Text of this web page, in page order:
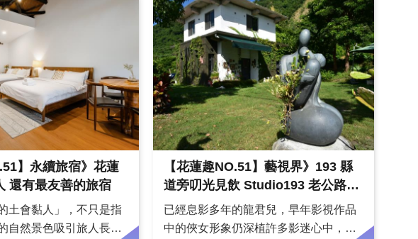
生活的永續輕食｜食山
人「魚老闆」與他的妻
2023年6月才開業，兩
日，...
遠雄悅來大飯店是一座依太平洋建立的
英國維多利亞宮廷式建築。飯店內的
「秋草日本料理」主打以細火慢燉烹製
的日式鍋物，主廚研製獨門底料，...
】永續旅宿》花蓮
不只土會黏人 還有最友善的旅宿
土會黏人」，不只是指
自然景色吸引旅人長
【花蓮趣NO.51】藝視界》193 縣
道旁叨光見飲 Studio193 老公路
Café
已經息影多年的龍君兒，早年影視作品
中的俠女形象仍深植許多影迷心中，甚